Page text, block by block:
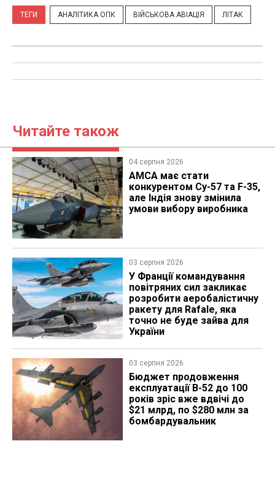
ТЕГИ АНАЛІТИКА ОПК ВІЙСЬКОВА АВІАЦІЯ ЛІТАК
Читайте також
04 серпня 2026
AMCA має стати
конкурентом Су-57 та F-35,
але Індія знову змінила
умови вибору виробника
03 серпня 2026
У Франції командування
повітряних сил закликає
розробити аеробалістичну
ракету для Rafale, яка
точно не буде зайва для
України
03 серпня 2026
Бюджет продовження
експлуатації B-52 до 100
років зріс вже вдвічі до
$21 млрд, по $280 млн за
бомбардувальник